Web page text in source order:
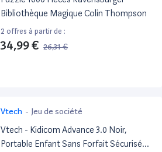
Bibliothèque Magique Colin Thompson
2 offres à partir de :
34,99 € 26,31 €
Vtech - Jeu de société
Vtech - Kidicom Advance 3.0 Noir,
Portable Enfant Sans Forfait Sécurisé